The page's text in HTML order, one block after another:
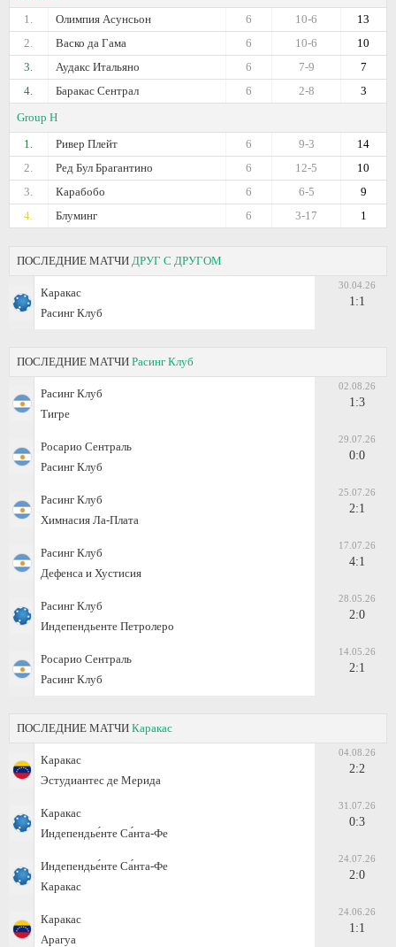
1.
Олимпия Асунсьон 13
10-6
6
2.
Васко да Гама 10
10-6
6
3.
Аудакс Итальяно 7
7-9
6
4.
Баракас Сентрал 3
2-8
6
Group H
1.
Ривер Плейт 14
9-3
6
2.
Ред Бул Брагантино 10
12-5
6
3.
Карабобо 9
6-5
6
4.
Блуминг 1
3-17
6
ПОСЛЕДНИЕ МАТЧИ ДРУГ С ДРУГОМ
Каракас
Расинг Клуб
30.04.26
1:1
ПОСЛЕДНИЕ МАТЧИ Расинг Клуб
Расинг Клуб
Тигре
02.08.26
1:3
Росарио Сентраль
Расинг Клуб
29.07.26
0:0
Расинг Клуб
Химнасия Ла-Плата
25.07.26
2:1
Расинг Клуб
Дефенса и Хустисия
17.07.26
4:1
Расинг Клуб
Индепендьенте Петролеро
28.05.26
2:0
Росарио Сентраль
Расинг Клуб
14.05.26
2:1
ПОСЛЕДНИЕ МАТЧИ Каракас
Каракас
Эстудиантес де Мерида
04.08.26
2:2
Каракас
Индепендье́нте Са́нта-Фе
31.07.26
0:3
Индепендье́нте Са́нта-Фе
Каракас
24.07.26
2:0
Каракас
Арагуа
24.06.26
1:1